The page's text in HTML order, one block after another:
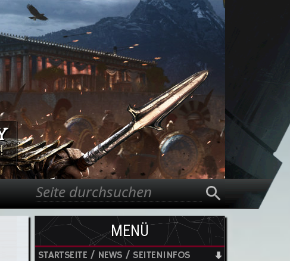
Suchformular
Suche
MENÜ
STARTSEITE / NEWS / SEITENINFOS